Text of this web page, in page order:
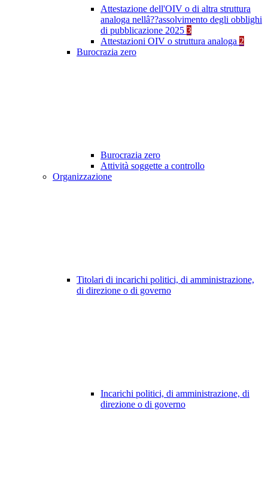
Attestazione dell'OIV o di altra struttura
analoga nellâ??assolvimento degli obblighi
di pubblicazione 2025 3
Attestazioni OIV o struttura analoga 2
Burocrazia zero
Burocrazia zero
Attività soggette a controllo
Organizzazione
Titolari di incarichi politici, di amministrazione,
di direzione o di governo
Incarichi politici, di amministrazione, di
direzione o di governo